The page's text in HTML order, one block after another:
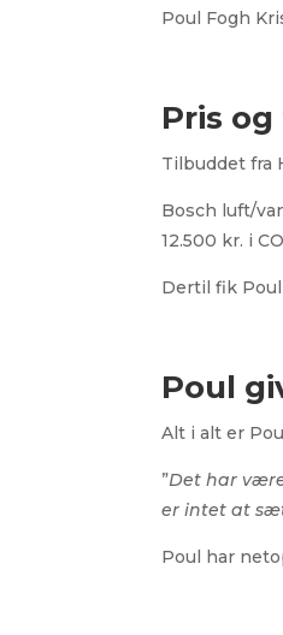
Poul Fogh
Pris
Tilbuddet fra
Bosch luft/
12.500 kr. i
Dertil fik Poul
Poul
Alt i alt er
”Det har
er intet at
Poul har